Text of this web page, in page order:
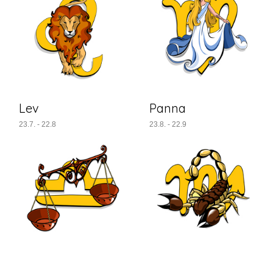
Lev
23.7. - 22.8
Panna
23.8. - 22.9